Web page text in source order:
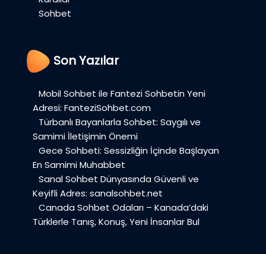
Sohbet
Son Yazılar
Mobil Sohbet ile Fantezi Sohbetin Yeni
Adresi: FanteziSohbet.com
Türbanlı Bayanlarla Sohbet: Saygılı ve
Samimi İletişimin Önemi
Gece Sohbeti: Sessizliğin İçinde Başlayan
En Samimi Muhabbet
Sanal Sohbet Dünyasında Güvenli ve
Keyifli Adres: sanalsohbet.net
Canada Sohbet Odaları – Kanada’daki
Türklerle Tanış, Konuş, Yeni İnsanlar Bul